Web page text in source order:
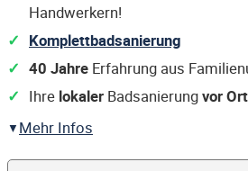
Handwerkern!
Komplettbadsanierung
40 Jahre Erfahrung aus
Ihre lokaler Badsanierungvor Ort
Mehr Infos